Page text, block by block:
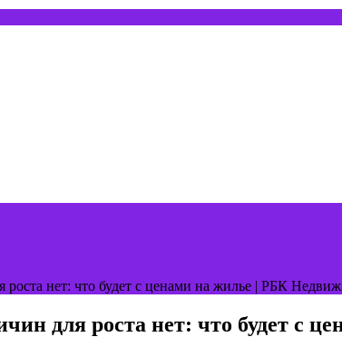
нет: что будет с ценами на жилье | РБК
для роста нет: что будет с